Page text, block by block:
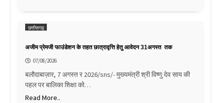
छत्तीसगढ़
अजीम प्रेमजी फाउंडेशन के तहत छात्रावृत्ति हेतु आवेदन 31अगस्त तक
07/08/2026
बलौदाबाज़ार, 7 अगस्त र 2026/sns/- मुख्यमंत्री श्री विष्णु देव साय की
पहल पर बालिका शिक्षा को…
Read More..